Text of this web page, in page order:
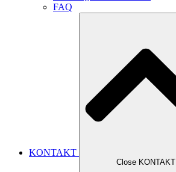
FAQ
KONTAKT
Close KONTAKT